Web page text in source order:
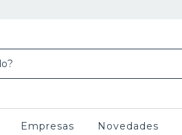
Empresas Novedades